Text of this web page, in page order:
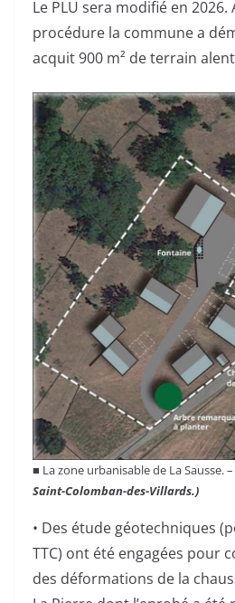
Le PLU sera modifié en 2026.
procédure la commune a
acquit 900 m² de terrain
■ La zone urbanisable de La Sausse. –
Saint-Colomban-des-Villards.)
• Des étude géotechniques
TTC) ont été engagées pour
des déformations de la